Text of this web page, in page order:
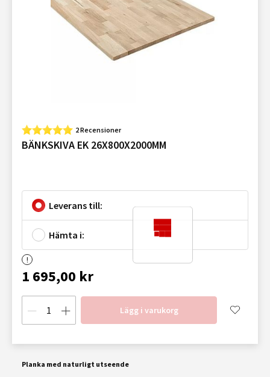
2 Recensioner
BÄNKSKIVA EK 26X800X2000MM
Leverans till:
Hämta i:
1 695,00 kr
Lägg i varukorg
Planka med naturligt utseende